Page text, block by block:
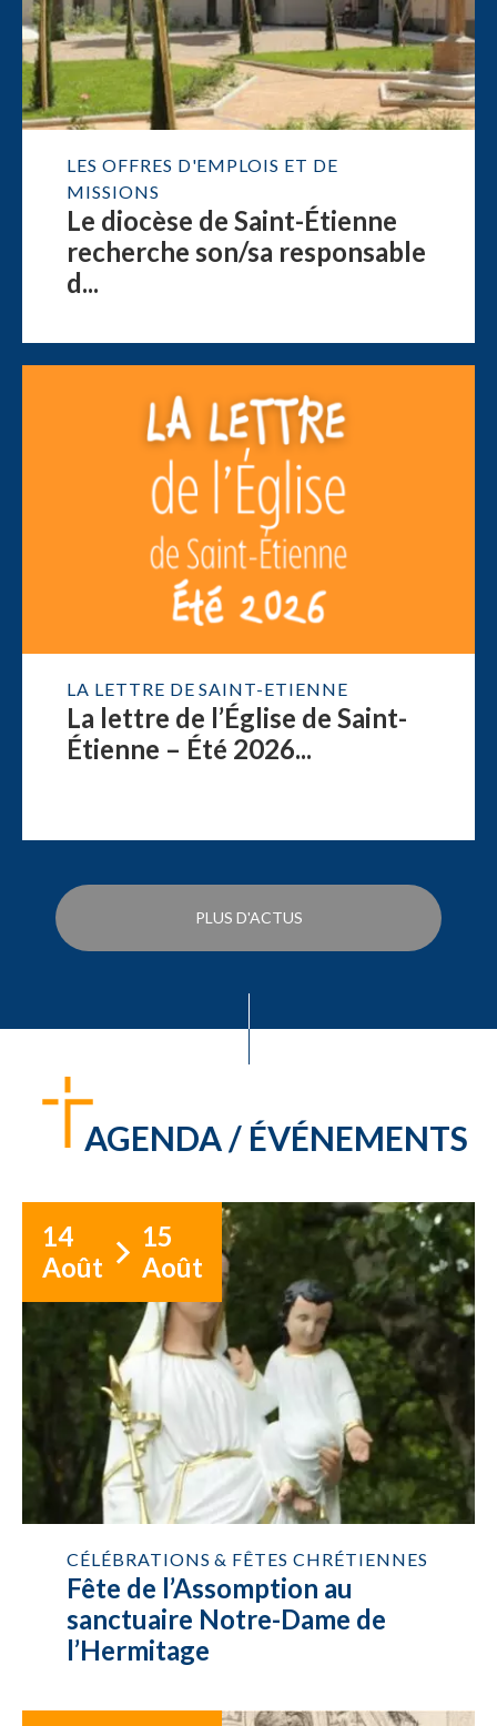
LES OFFRES D'EMPLOIS ET DE
MISSIONS
Le diocèse de Saint-Étienne
recherche son/sa responsable
d...
LA LETTRE DE SAINT-ETIENNE
La lettre de l’Église de Saint-
Étienne – Été 2026...
PLUS D'ACTUS
AGENDA / ÉVÉNEMENTS
14
Août
15
Août
CÉLÉBRATIONS & FÊTES CHRÉTIENNES
Fête de l’Assomption au
sanctuaire Notre-Dame de
l’Hermitage